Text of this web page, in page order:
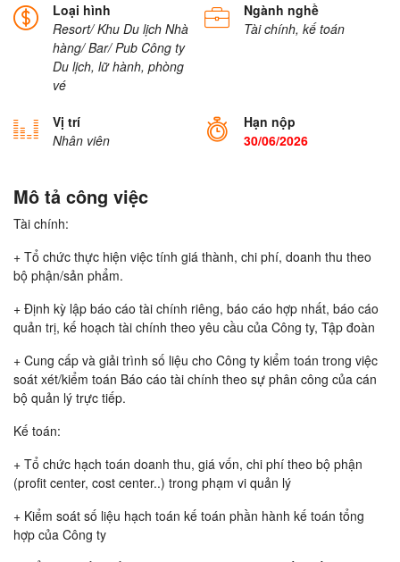
Loại hình
Resort/ Khu Du lịch Nhà
hàng/ Bar/ Pub Công ty
Du lịch, lữ hành, phòng
vé
Ngành nghề
Tài chính, kế toán
Vị trí
Nhân viên
Hạn nộp
30/06/2026
Mô tả công việc
Tài chính:
+ Tổ chức thực hiện việc tính giá thành, chi phí, doanh thu theo
bộ phận/sản phẩm.
+ Định kỳ lập báo cáo tài chính riêng, báo cáo hợp nhất, báo cáo
quản trị, kế hoạch tài chính theo yêu cầu của Công ty, Tập đoàn
+ Cung cấp và giải trình số liệu cho Công ty kiểm toán trong việc
soát xét/kiểm toán Báo cáo tài chính theo sự phân công của cán
bộ quản lý trực tiếp.
Kế toán:
+ Tổ chức hạch toán doanh thu, giá vốn, chi phí theo bộ phận
(profit center, cost center..) trong phạm vi quản lý
+ Kiểm soát số liệu hạch toán kế toán phần hành kế toán tổng
hợp của Công ty